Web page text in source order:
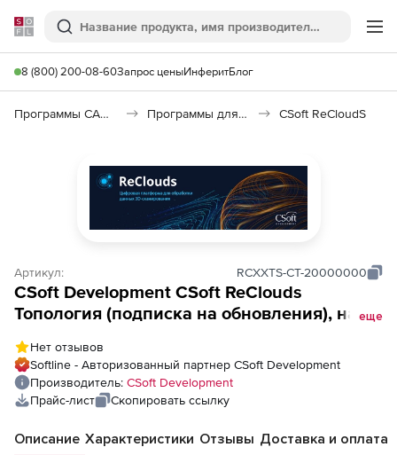
Softline
Поиск
8 (800) 200-08-60Запрос ценыИнферитБлог
Программы САПР и ГИС Программы для дизайна, визуализации и анимации CSoft ReCloudS
Артикул: RCXXTS-CT-20000000
CSoft Development CSoft ReClouds
Топология (подписка на обновления), на 2еще
Нет отзывов
Softline - Авторизованный партнер CSoft Development
Производитель: CSoft Development
Прайс-лист
Скопировать ссылку
Описание Характеристики Отзывы Доставка и оплата